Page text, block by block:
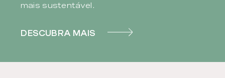
mais sustentável.
DESCUBRA MAIS